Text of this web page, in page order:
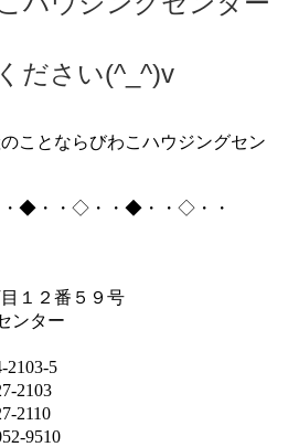
ださい(^_^)v
ことならびわこハウジングセン
◆・・◇・・◆・・◇・・
１２番５９号
ンター
2103-5
2103
2110
9510